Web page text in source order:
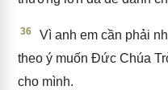
36
Vì anh em cần phải
theo ý muốn Đức Chúa
cho mình.